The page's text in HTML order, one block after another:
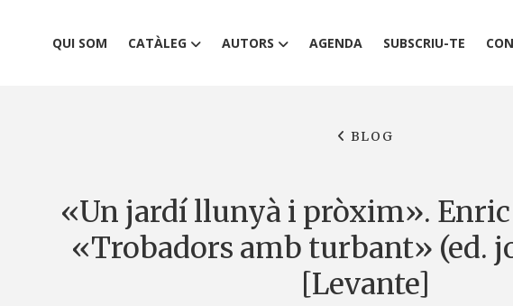
QUI SOM CATÀLEG AUTORS AGENDA SUBSCRIU-TE
BLOG
«Un jardí llunyà i pròxim». Enric
«Trobadors amb turbant» (ed.
[Levante]